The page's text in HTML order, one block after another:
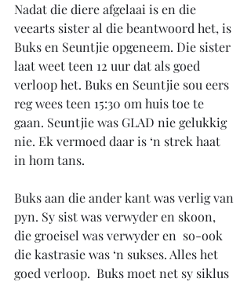
Nadat die diere afgelaai is en die
veearts sister al die beantwoord het, is
Buks en Seuntjie opgeneem. Die sister
laat weet teen 12 uur dat als goed
verloop het. Buks en Seuntjie sou eers
reg wees teen 15:30 om huis toe te
gaan. Seuntjie was GLAD nie gelukkig
nie. Ek vermoed daar is ‘n strek haat
in hom tans.
Buks aan die ander kant was verlig van
pyn. Sy sist was verwyder en skoon,
die groeisel was verwyder en  so-ook
die kastrasie was ‘n sukses. Alles het
goed verloop.  Buks moet net sy siklus